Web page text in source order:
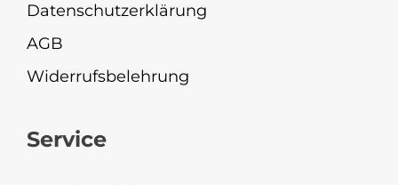
Datenschutzerklärung
AGB
Widerrufsbelehrung
Service